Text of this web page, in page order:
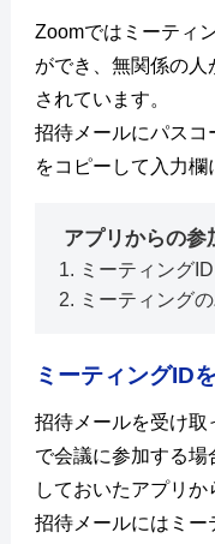
Zoomではミーティ
ができ、無関係の
されています。
招待メールにパスコ
をコピーして入力欄
アプリからの参
ミーティング
ミーティング
ミーティングID
招待メールを受け取
で会議に参加する場
しておいたアプリか
招待メールにはミー